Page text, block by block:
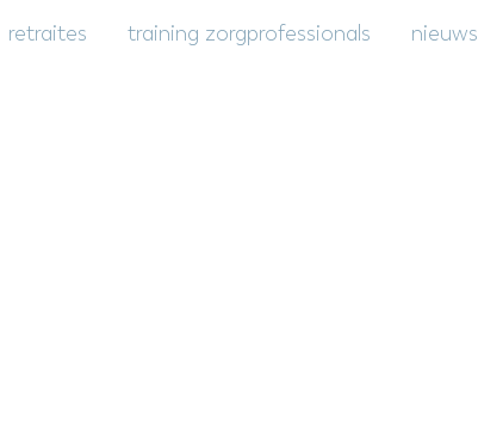
retraites training zorgprofessionals nieuws